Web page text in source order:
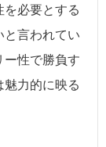
必要とする
と言われてい
ー性で勝負す
魅力的に映る